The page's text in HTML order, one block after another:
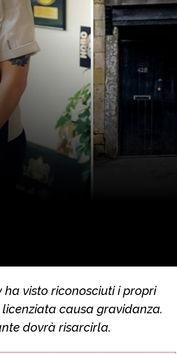
visto riconosciuti i propri
causa gravidanza.
dovrà risarcirla.